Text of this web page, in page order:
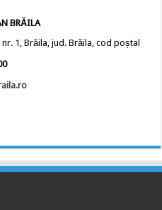
BRĂILA
1, Brăila, jud. Brăila, cod poștal